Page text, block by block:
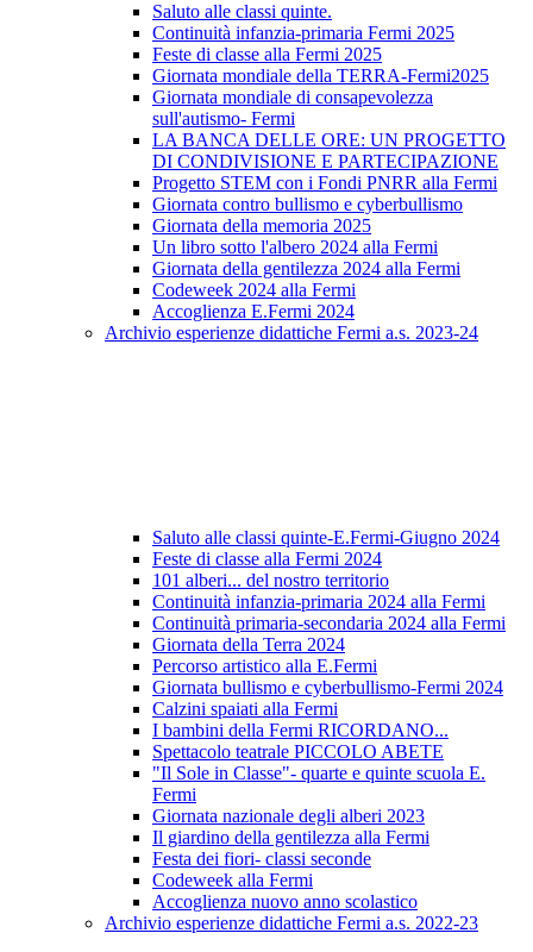
Saluto alle classi quinte.
Continuità infanzia-primaria Fermi 2025
Feste di classe alla Fermi 2025
Giornata mondiale della TERRA-Fermi2025
Giornata mondiale di consapevolezza
sull'autismo- Fermi
LA BANCA DELLE ORE: UN PROGETTO
DI CONDIVISIONE E PARTECIPAZIONE
Progetto STEM con i Fondi PNRR alla Fermi
Giornata contro bullismo e cyberbullismo
Giornata della memoria 2025
Un libro sotto l'albero 2024 alla Fermi
Giornata della gentilezza 2024 alla Fermi
Codeweek 2024 alla Fermi
Accoglienza E.Fermi 2024
Archivio esperienze didattiche Fermi a.s. 2023-24
Saluto alle classi quinte-E.Fermi-Giugno 2024
Feste di classe alla Fermi 2024
101 alberi... del nostro territorio
Continuità infanzia-primaria 2024 alla Fermi
Continuità primaria-secondaria 2024 alla Fermi
Giornata della Terra 2024
Percorso artistico alla E.Fermi
Giornata bullismo e cyberbullismo-Fermi 2024
Calzini spaiati alla Fermi
I bambini della Fermi RICORDANO...
Spettacolo teatrale PICCOLO ABETE
"Il Sole in Classe"- quarte e quinte scuola E.
Fermi
Giornata nazionale degli alberi 2023
Il giardino della gentilezza alla Fermi
Festa dei fiori- classi seconde
Codeweek alla Fermi
Accoglienza nuovo anno scolastico
Archivio esperienze didattiche Fermi a.s. 2022-23